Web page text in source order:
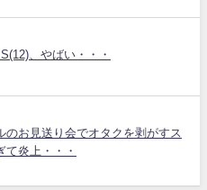
、やばい・・・
のお見送り会でオタクを剥がすス
て炎上・・・